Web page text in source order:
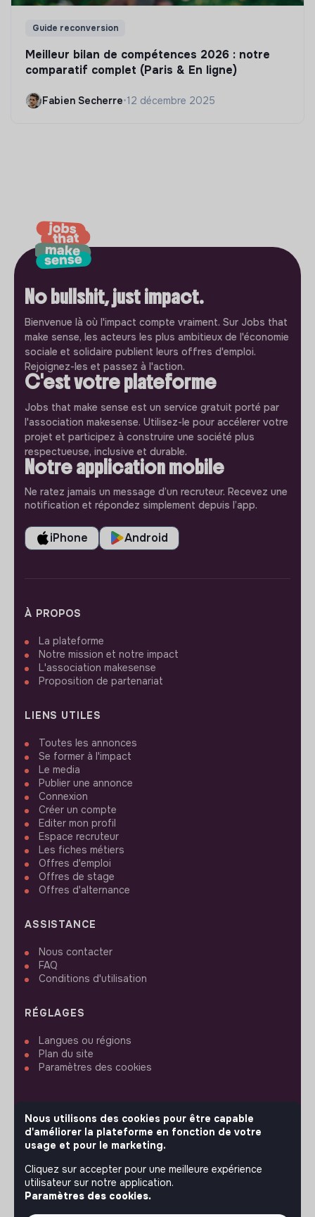
Guide reconversion
Meilleur bilan de compétences 2026 : notre
comparatif complet (Paris & En ligne)
Fabien Secherre•12 décembre 2025
No bullshit, just impact.
Bienvenue là où l'impact compte vraiment. Sur Jobs that
make sense, les acteurs les plus ambitieux de l'économie
sociale et solidaire publient leurs offres d'emploi.
Rejoignez-les et passez à l'action.
C'est votre plateforme
Jobs that make sense est un service gratuit porté par
l'association makesense. Utilisez-le pour accélerer votre
projet et participez à construire une société plus
respectueuse, inclusive et durable.
Notre application mobile
Ne ratez jamais un message d’un recruteur. Recevez une
notification et répondez simplement depuis l’app.
iPhone Android
À PROPOS
La plateforme
Notre mission et notre impact
L'association makesense
Proposition de partenariat
LIENS UTILES
Toutes les annonces
Se former à l'impact
Le media
Publier une annonce
Connexion
Créer un compte
Editer mon profil
Espace recruteur
Les fiches métiers
Offres d'emploi
Offres de stage
Offres d'alternance
ASSISTANCE
Nous contacter
FAQ
Conditions d'utilisation
RÉGLAGES
Langues ou régions
Plan du site
Paramètres des cookies
SUIVEZ-NOUS
© 2026 jobs that makesense.
Nous utilisons des cookies pour être capable
d'améliorer la plateforme en fonction de votre
usage et pour le marketing.
Cliquez sur accepter pour une meilleure expérience
utilisateur sur notre application.
Paramètres des cookies.